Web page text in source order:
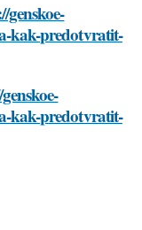
kak-predotvratit-
kak-predotvratit-